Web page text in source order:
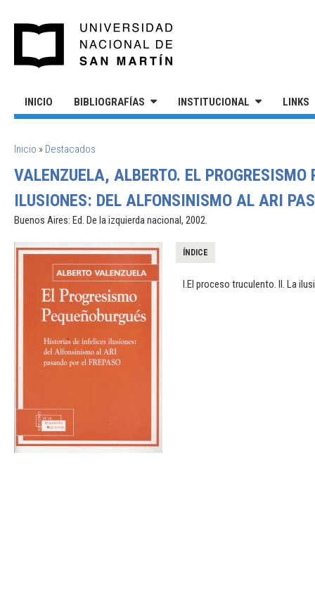
INICIO BIBLIOGRAFÍAS INSTITUCIONAL LINKS
SE ENCUENTRA USTED AQUÍ
Inicio » Destacados
VALENZUELA, ALBERTO. EL
ILUSIONES: DEL ALFONSINISMO AL ARI
Buenos Aires: Ed. De la izquierda nacional, 2002.
ÍNDICE
I.El proceso truculento. II. La